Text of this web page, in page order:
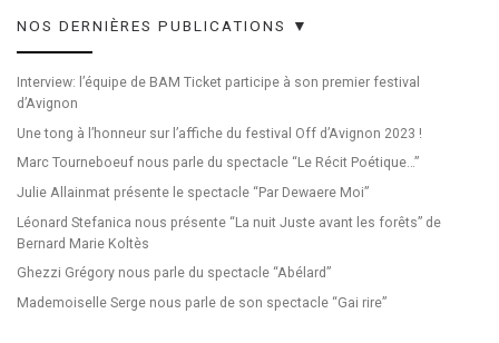
NOS DERNIÈRES PUBLICATIONS ▼
Interview: l’équipe de BAM Ticket participe à son premier festival
d’Avignon
Une tong à l’honneur sur l’affiche du festival Off d’Avignon 2023 !
Marc Tourneboeuf nous parle du spectacle “Le Récit Poétique…”
Julie Allainmat présente le spectacle “Par Dewaere Moi”
Léonard Stefanica nous présente “La nuit Juste avant les forêts” de
Bernard Marie Koltès
Ghezzi Grégory nous parle du spectacle “Abélard”
Mademoiselle Serge nous parle de son spectacle “Gai rire”